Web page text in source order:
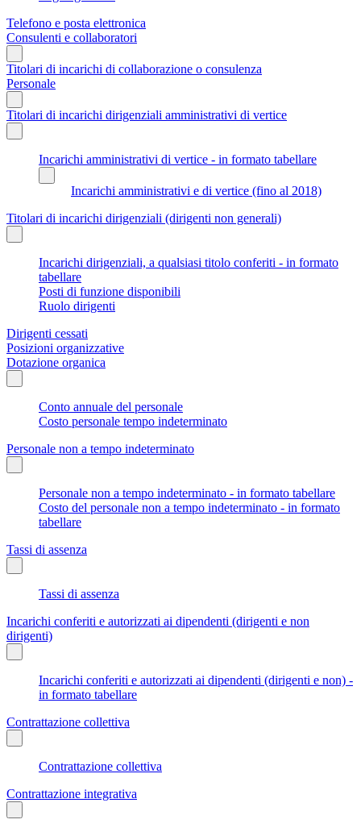
Telefono e posta elettronica
Consulenti e collaboratori
Titolari di incarichi di collaborazione o consulenza
Personale
Titolari di incarichi dirigenziali amministrativi di vertice
Incarichi amministrativi di vertice - in formato tabellare
Incarichi amministrativi e di vertice (fino al 2018)
Titolari di incarichi dirigenziali (dirigenti non generali)
Incarichi dirigenziali, a qualsiasi titolo conferiti - in formato
tabellare
Posti di funzione disponibili
Ruolo dirigenti
Dirigenti cessati
Posizioni organizzative
Dotazione organica
Conto annuale del personale
Costo personale tempo indeterminato
Personale non a tempo indeterminato
Personale non a tempo indeterminato - in formato tabellare
Costo del personale non a tempo indeterminato - in formato
tabellare
Tassi di assenza
Tassi di assenza
Incarichi conferiti e autorizzati ai dipendenti (dirigenti e non
dirigenti)
Incarichi conferiti e autorizzati ai dipendenti (dirigenti e non) -
in formato tabellare
Contrattazione collettiva
Contrattazione collettiva
Contrattazione integrativa